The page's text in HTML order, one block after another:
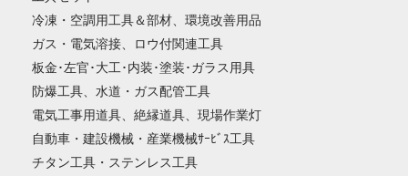
冷凍・空調用工具＆部材、環境改善用品
ガス・電気溶接、ロウ付関連工具
板金･左官･大工･内装･塗装･ガラス用具
防爆工具、水道・ガス配管工具
電気工事用道具、絶縁道具、現場作業灯
自動車・建設機械・産業機械ｻｰﾋﾞｽ工具
チタン工具・ステンレス工具